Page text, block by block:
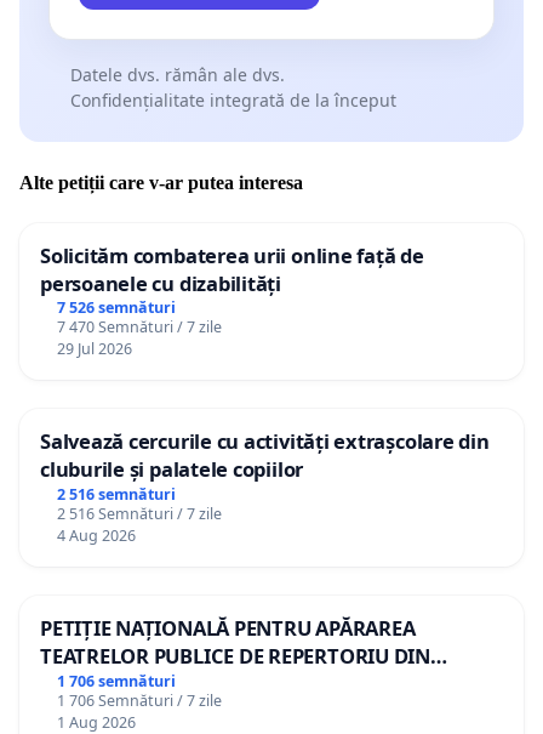
Datele dvs. rămân ale dvs.
Confidențialitate integrată de la început
Alte petiții care v-ar putea interesa
Solicităm combaterea urii online față de
persoanele cu dizabilități
7 526 semnături
7 470 Semnături / 7 zile
29 Jul 2026
Salvează cercurile cu activități extrașcolare din
cluburile și palatele copiilor
2 516 semnături
2 516 Semnături / 7 zile
4 Aug 2026
PETIȚIE NAȚIONALĂ PENTRU APĂRAREA
TEATRELOR PUBLICE DE REPERTORIU DIN
ROMÂNIA
1 706 semnături
1 706 Semnături / 7 zile
1 Aug 2026